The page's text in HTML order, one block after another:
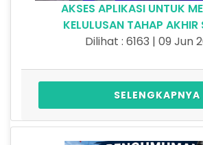
AKSES APLIKASI UNTUK
KELULUSAN TAHAP AKHIR
Dilihat : 6163 | 09 Jun
SELENGKAPNYA